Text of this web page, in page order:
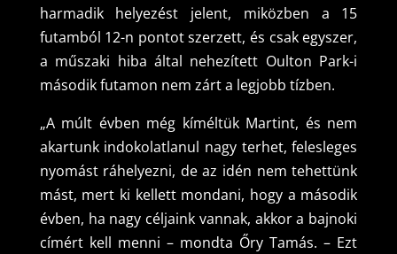
harmadik helyezést jelent, miközben a 15
futamból 12-n pontot szerzett, és csak egyszer,
a műszaki hiba által nehezített Oulton Park-i
második futamon nem zárt a legjobb tízben.
„A múlt évben még kíméltük Martint, és nem
akartunk indokolatlanul nagy terhet, felesleges
nyomást ráhelyezni, de az idén nem tehettünk
mást, mert ki kellett mondani, hogy a második
évben, ha nagy céljaink vannak, akkor a bajnoki
címért kell menni – mondta Őry Tamás. – Ezt